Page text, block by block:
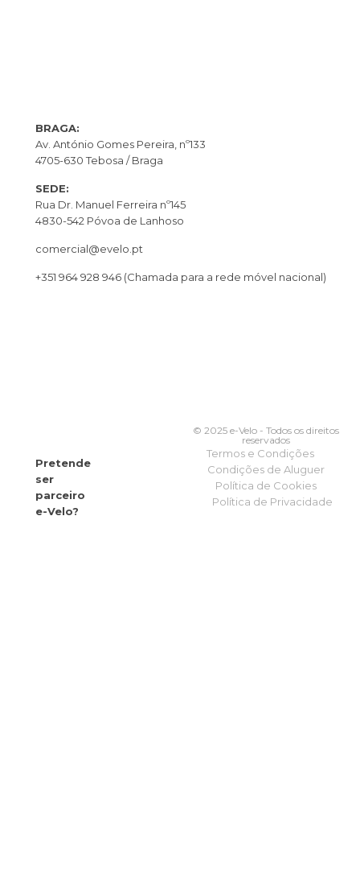
BRAGA:
Av. António Gomes Pereira, nº133
4705-630 Tebosa / Braga
SEDE:
Rua Dr. Manuel Ferreira nº145
4830-542 Póvoa de Lanhoso
comercial@evelo.pt
+351 964 928 946 (Chamada para a rede móvel nacional)
Pretende
ser
parceiro
e-Velo?
© 2025 e-Velo - Todos os direitos
reservados
Termos e Condições
Condições de Aluguer
Política de Cookies
Política de Privacidade